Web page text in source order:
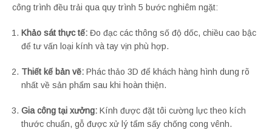
công trình đều trải qua quy trình 5 bước nghiêm ngặt:
Khảo sát thực tế: Đo đạc các thông số độ dốc, chiều cao bậc
để tư vấn loại kính và tay vịn phù hợp.
Thiết kế bản vẽ: Phác thảo 3D để khách hàng hình dung rõ
nhất về sản phẩm sau khi hoàn thiện.
Gia công tại xưởng: Kính được đặt tôi cường lực theo kích
thước chuẩn, gỗ được xử lý tẩm sấy chống cong vênh.